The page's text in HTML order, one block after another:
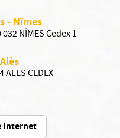
- Nîmes
NÎMES Cedex 1
CEDEX
Internet